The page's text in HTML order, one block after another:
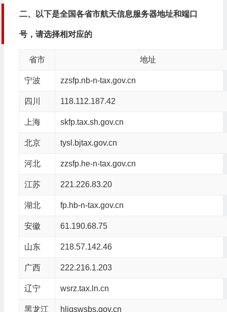
二、以下是全国各省市航天信息服务器地址和端口
号，请选择相对应的
省市 地址
宁波 zzsfp.nb-n-tax.gov.cn
四川 118.112.187.42
上海 skfp.tax.sh.gov.cn
北京 tysl.bjtax.gov.cn
河北 zzsfp.he-n-tax.gov.cn
江苏 221.226.83.20
湖北 fp.hb-n-tax.gov.cn
安徽 61.190.68.75
山东 218.57.142.46
广西 222.216.1.203
辽宁 wsrz.tax.ln.cn
黑龙江 hljgswsbs.gov.cn